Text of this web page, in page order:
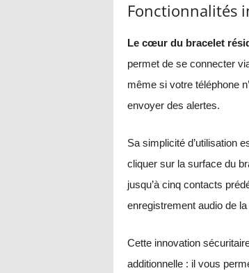
Fonctionnalités
Le cœur du bracelet
permet de se connecter
même si votre téléphone
envoyer des alertes.
Sa simplicité d’utilisation
cliquer sur la surface du
jusqu’à cinq contacts
enregistrement audio de
Cette innovation
additionnelle : il vous